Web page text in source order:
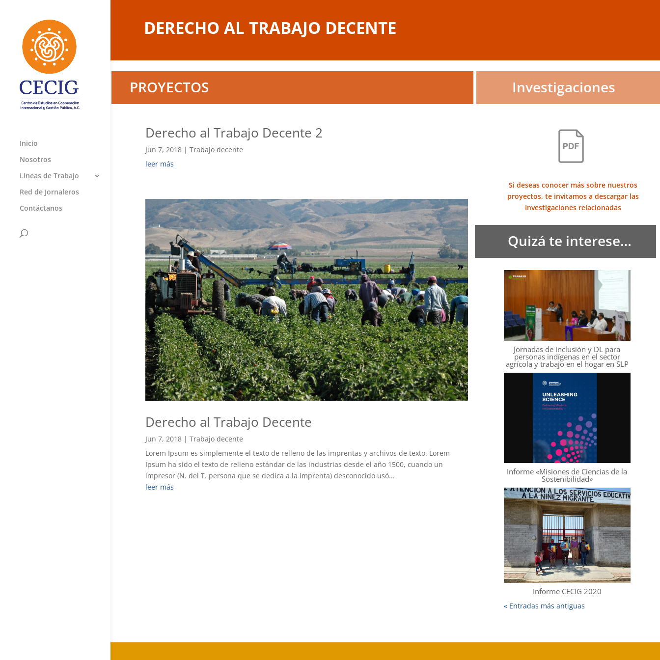
Inicio
Nosotros
Líneas de Trabajo
Red de Jornaleros
Contáctanos
DERECHO AL TRABAJO DECENTE
PROYECTOS Investigaciones
Derecho al Trabajo Decente 2
Jun 7, 2018| Trabajo decente
leer más
Derecho al Trabajo Decente
Jun 7, 2018| Trabajo decente
Lorem Ipsum es simplemente el texto de relleno de las imprentas y archivos de texto. Lorem
Ipsum ha sido el texto de relleno estándar de las industrias desde el año 1500, cuando un
impresor (N. del T. persona que se dedica a la imprenta) desconocido usó...
leer más
Si deseas conocer más sobre nuestros
proyectos, te invitamos a descargar las
Investigaciones relacionadas
Quizá te interese…
Jornadas de inclusión y DL para
personas indígenas en el sector
agrícola y trabajo en el hogar en SLP
Informe «Misiones de Ciencias de la
Sostenibilidad»
Informe CECIG 2020
« Entradas más antiguas